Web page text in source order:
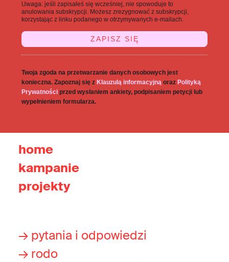
Uwaga: jeśli zapisałeś się wcześniej, nie spowoduje to
anulowania subskrypcji. Możesz zrezygnować z subskrypcji,
korzystając z linku podanego w otrzymywanych e-mailach.
Twoja zgoda na przetwarzanie danych osobowych jest
konieczna. Zapoznaj się z Klauzulą informacyjną oraz Polityką
Prywatności przed wysłaniem ankiety, podpisaniem petycji lub
wypełnieniem formularza.
home
kampanie
projekty
→ pytania i odpowiedzi
→ rodo